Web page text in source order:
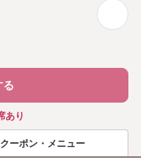
る
あり
クーポン・メニュー